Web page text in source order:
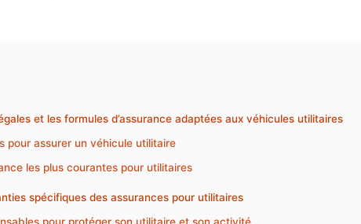
et les formules d’assurance adaptées aux véhicules utilitaires
pour assurer un véhicule utilitaire
les plus courantes pour utilitaires
spécifiques des assurances pour utilitaires